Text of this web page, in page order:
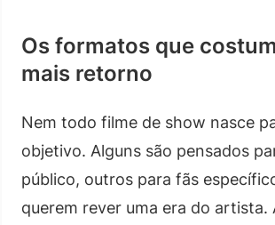
Os formatos que
mais retorno
Nem todo filme de show nasce
objetivo. Alguns são pensados
público, outros para fãs
querem rever uma era do artista.